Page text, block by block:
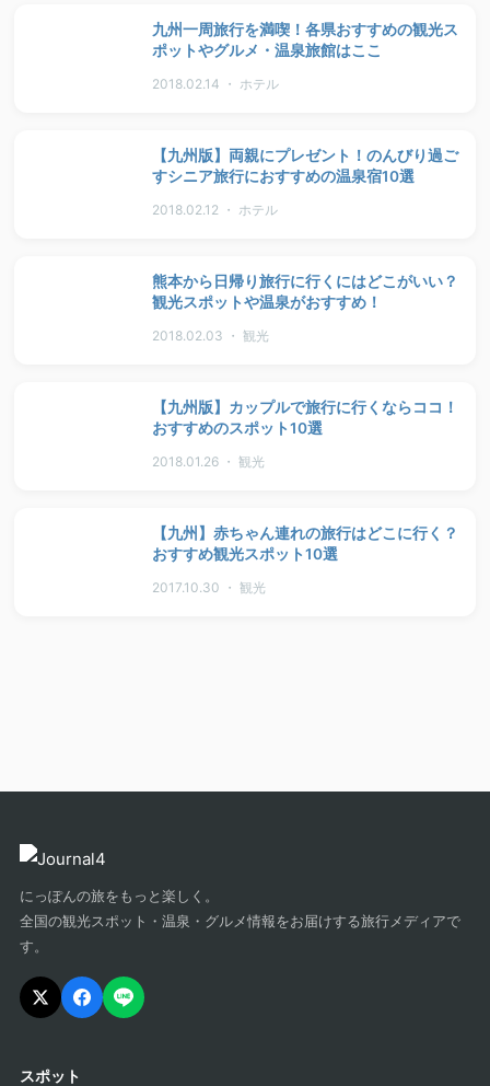
九州一周旅行を満喫！各県おすすめの観光ス
ポットやグルメ・温泉旅館はここ
2018.02.14 ・ ホテル
【九州版】両親にプレゼント！のんびり過ご
すシニア旅行におすすめの温泉宿10選
2018.02.12 ・ ホテル
熊本から日帰り旅行に行くにはどこがいい？
観光スポットや温泉がおすすめ！
2018.02.03 ・ 観光
【九州版】カップルで旅行に行くならココ！
おすすめのスポット10選
2018.01.26 ・ 観光
【九州】赤ちゃん連れの旅行はどこに行く？
おすすめ観光スポット10選
2017.10.30 ・ 観光
にっぽんの旅をもっと楽しく。
全国の観光スポット・温泉・グルメ情報をお届けする旅行メディアで
す。
スポット